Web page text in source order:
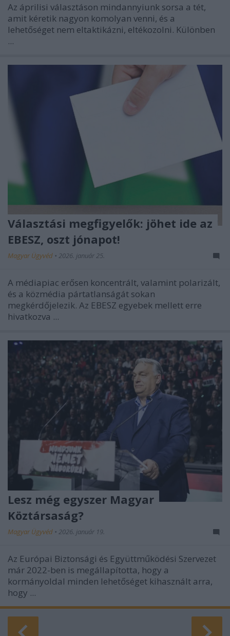
Az áprilisi választáson mindannyiunk sorsa a tét,
amit kéretik nagyon komolyan venni, és a
lehetőséget nem eltaktikázni, eltékozolni. Különben
...
Választási megfigyelők: jöhet ide az
EBESZ, oszt jónapot!
Magyar Ügyvéd • 2026. január 25.
A médiapiac erősen koncentrált, valamint polarizált,
és a közmédia pártatlanságát sokan
megkérdőjelezik. Az EBESZ egyebek mellett erre
hivatkozva ...
Lesz még egyszer Magyar
Köztársaság?
Magyar Ügyvéd • 2026. január 19.
Az Európai Biztonsági és Együttműködési Szervezet
már 2022-ben is megállapította, hogy a
kormányoldal minden lehetőséget kihasznált arra,
hogy ...